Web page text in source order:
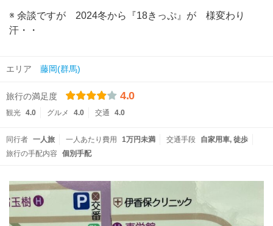
※ 余談ですが 2024冬から『18きっぷ』が 様変わり
汗・・
エリア 藤岡(群馬)
旅行の満足度 4.0
観光 4.0 グルメ 4.0 交通 4.0
同行者 一人旅 一人あたり費用 1万円未満 交通手段 自家用車 徒歩
旅行の手配内容
個別手配